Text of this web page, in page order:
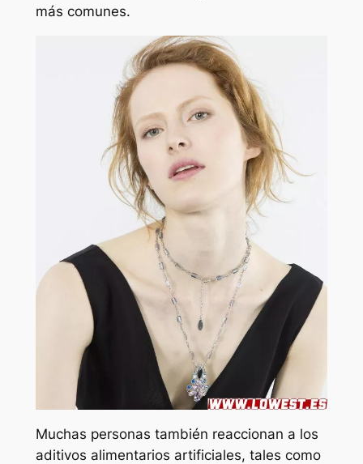
más comunes.
Muchas personas también reaccionan a los
aditivos alimentarios artificiales, tales como